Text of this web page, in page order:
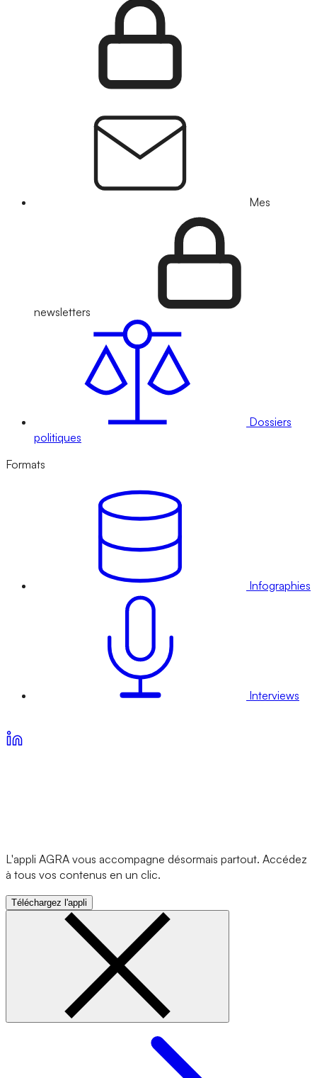
Mes
newsletters
Dossiers
politiques
Formats
Infographies
Interviews
L'appli AGRA vous accompagne désormais partout. Accédez
à tous vos contenus en un clic.
Téléchargez l'appli